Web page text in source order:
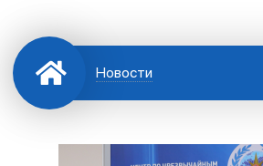
Новости